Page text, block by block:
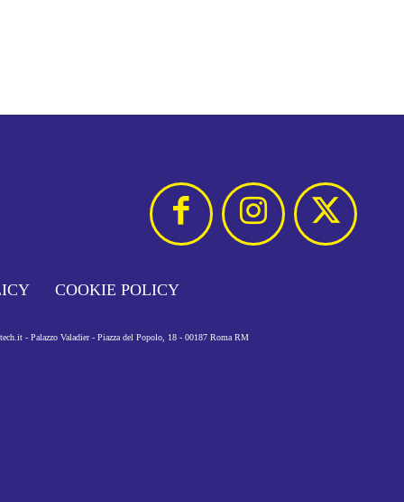
COOKIE POLICY
- Palazzo Valadier - Piazza del Popolo, 18 - 00187 Roma RM